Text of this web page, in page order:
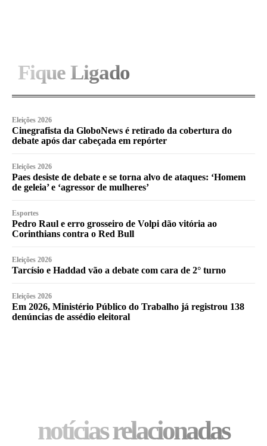
Fique Ligado
Eleições 2026
Cinegrafista da GloboNews é retirado da cobertura do
debate após dar cabeçada em repórter
Eleições 2026
Paes desiste de debate e se torna alvo de ataques: ‘Homem
de geleia’ e ‘agressor de mulheres’
Esportes
Pedro Raul e erro grosseiro de Volpi dão vitória ao
Corinthians contra o Red Bull
Eleições 2026
Tarcísio e Haddad vão a debate com cara de 2° turno
Eleições 2026
Em 2026, Ministério Público do Trabalho já registrou 138
denúncias de assédio eleitoral
notícias relacionadas